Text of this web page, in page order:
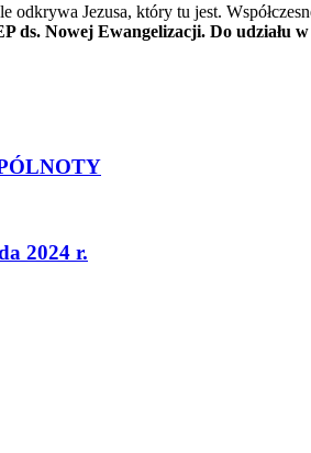
odkrywa Jezusa, który tu jest.
ds. Nowej Ewangelizacji. Do udziału
2024 r.